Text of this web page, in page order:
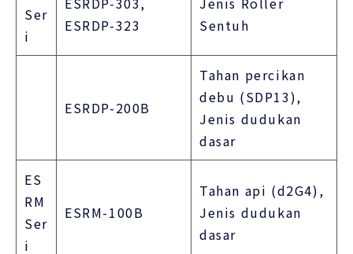
Ser
i
ESRDP-323
Sentuh
ESRDP-200B
Tahan percikan
debu (SDP13),
Jenis dudukan
dasar
ES
RM
Ser
i
ESRM-100B
Tahan api (d2G4),
Jenis dudukan
dasar